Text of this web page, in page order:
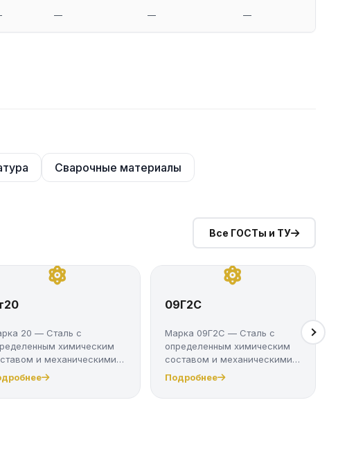
— — —
Сварочные материалы
Все ГОСТы и ТУ
20 — Сталь с
химическим
и механическими
09Г2С
Марка 09Г2С — Сталь с
определенным химическим
составом и механическими
свойствам...
Подробнее